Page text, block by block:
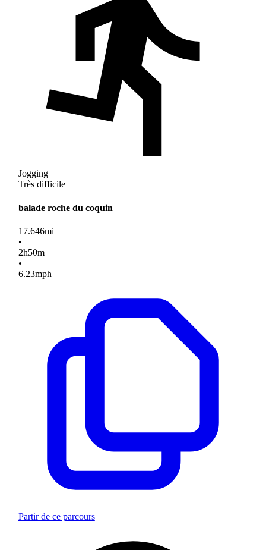
Jogging
Très difficile
balade roche du coquin
17.646mi
•
2h50m
•
6.23mph
Partir de ce parcours